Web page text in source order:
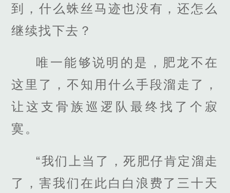
到，什么蛛丝马迹也没有，还怎么
继续找下去？
唯一能够说明的是，肥龙不在
这里了，不知用什么手段溜走了，
让这支骨族巡逻队最终找了个寂
寞。
“我们上当了，死肥仔肯定溜走
了，害我们在此白白浪费了三十天